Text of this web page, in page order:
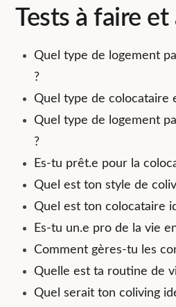
Tests à faire et
Quel type de logement
?
Quel type de colocataire
Quel type de logement
?
Es-tu prêt.e pour la
Quel est ton style de
Quel est ton colocataire
Es-tu un.e pro de la vie
Comment gères-tu les
Quelle est ta routine de
Quel serait ton coliving